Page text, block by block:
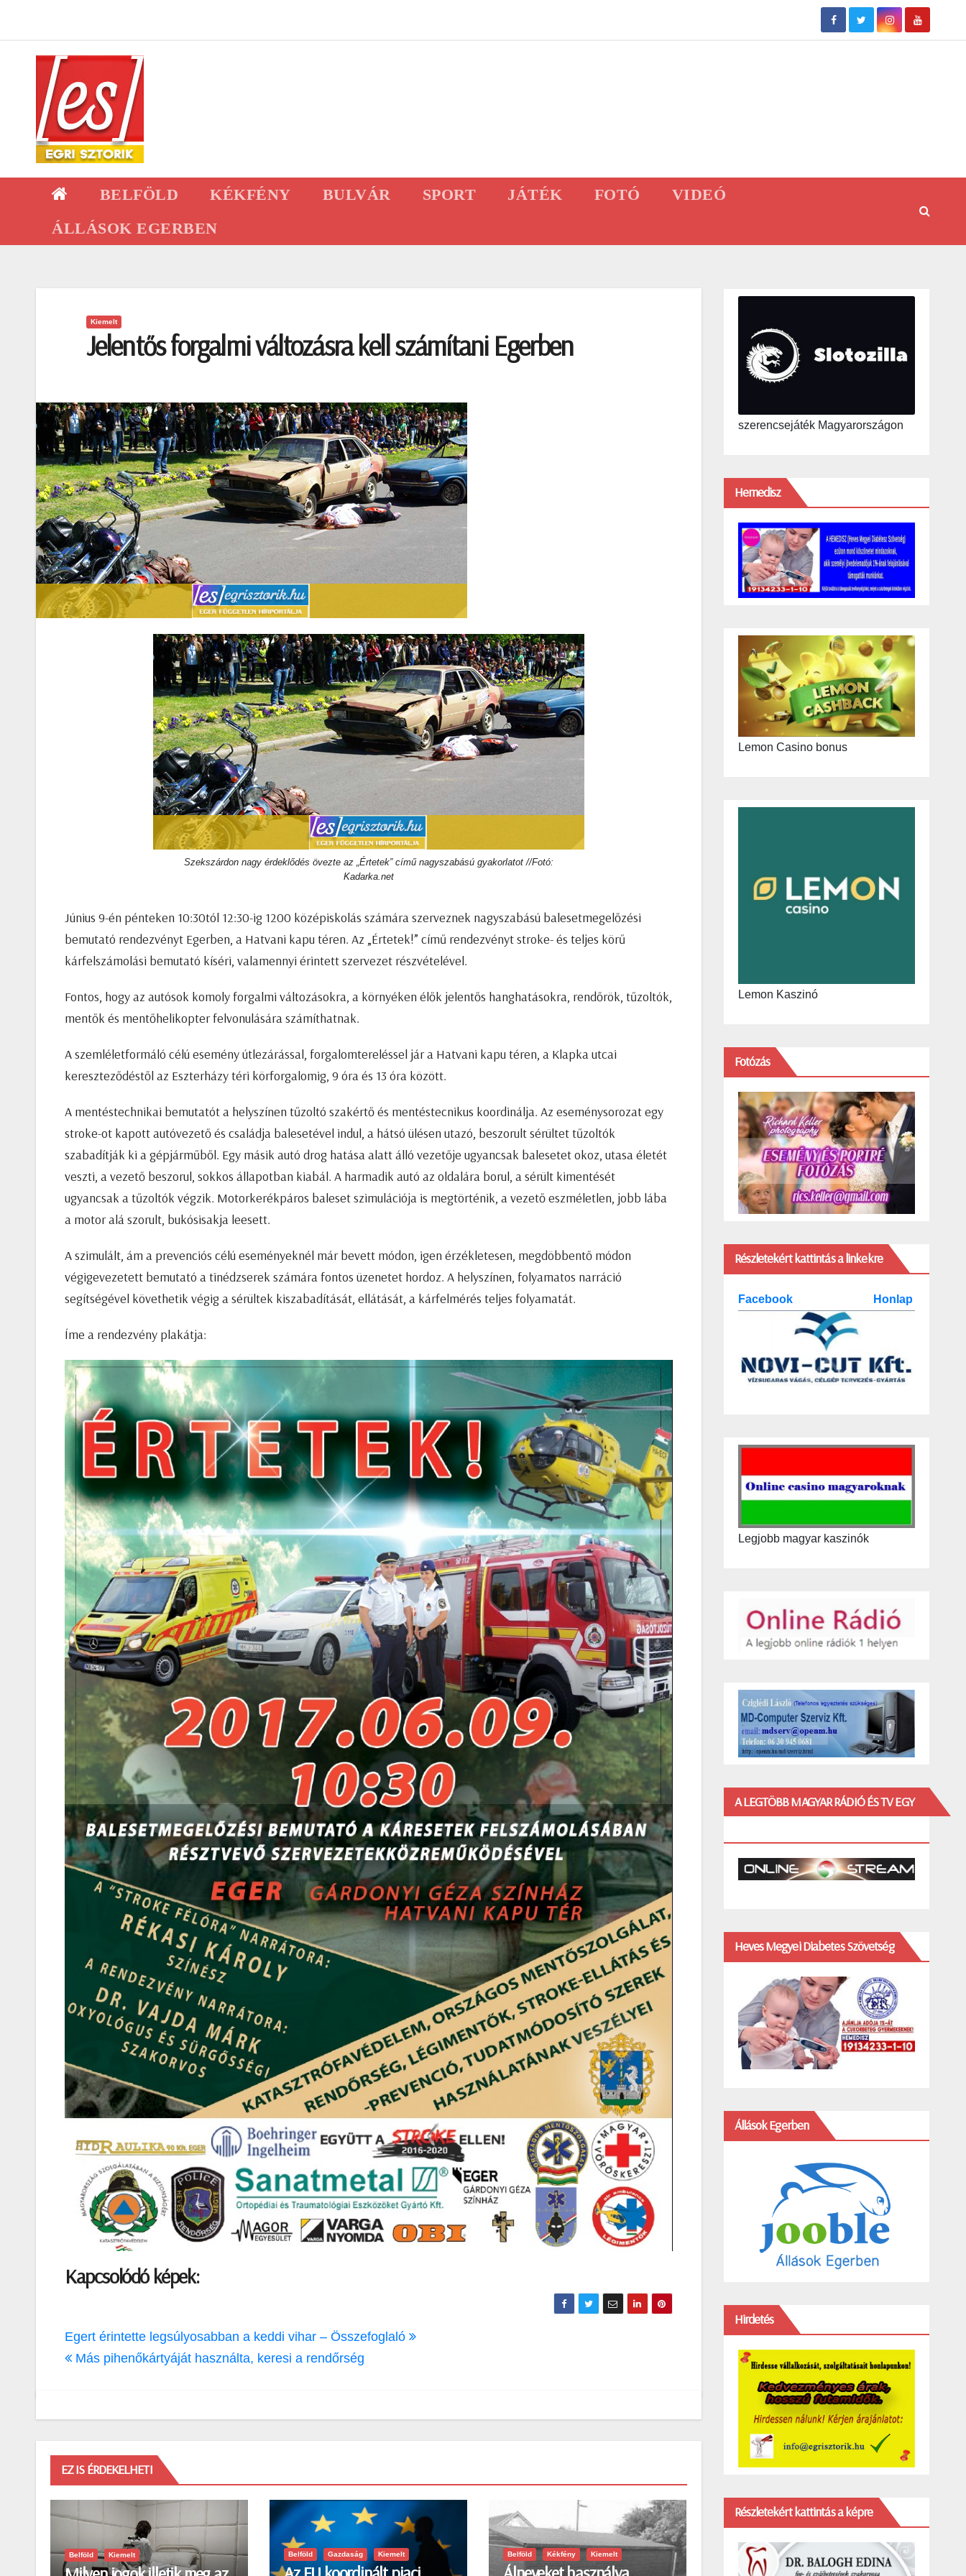
content
BELFÖLD KÉKFÉNY BULVÁR SPORT JÁTÉK FOTÓ
VIDEÓ
ÁLLÁSOK EGERBEN
Kiemelt
Jelentős forgalmi változásra kell számítani Egerben
Szekszárdon nagy érdeklődés övezte az „Értetek” című nagyszabású gyakorlatot //Fotó:
Kadarka.net
Június 9-én pénteken 10:30tól 12:30-ig 1200 középiskolás számára szerveznek nagyszabású balesetmegelőzési
bemutató rendezvényt Egerben, a Hatvani kapu téren. Az „Értetek!” című rendezvényt stroke- és teljes körű
kárfelszámolási bemutató kíséri, valamennyi érintett szervezet részvételével.
Fontos, hogy az autósok komoly forgalmi változásokra, a környéken élők jelentős hanghatásokra, rendőrök, tűzoltók,
mentők és mentőhelikopter felvonulására számíthatnak.
A szemléletformáló célú esemény útlezárással, forgalomtereléssel jár a Hatvani kapu téren, a Klapka utcai
kereszteződéstől az Eszterházy téri körforgalomig, 9 óra és 13 óra között.
A mentéstechnikai bemutatót a helyszínen tűzoltó szakértő és mentéstecnikus koordinálja. Az eseménysorozat egy
stroke-ot kapott autóvezető és családja balesetével indul, a hátsó ülésen utazó, beszorult sérültet tűzoltók
szabadítják ki a gépjárműből. Egy másik autó drog hatása alatt álló vezetője ugyancsak balesetet okoz, utasa életét
veszti, a vezető beszorul, sokkos állapotban kiabál. A harmadik autó az oldalára borul, a sérült kimentését
ugyancsak a tűzoltók végzik. Motorkerékpáros baleset szimulációja is megtörténik, a vezető eszméletlen, jobb lába
a motor alá szorult, bukósisakja leesett.
A szimulált, ám a prevenciós célú eseményeknél már bevett módon, igen érzékletesen, megdöbbentő módon
végigevezetett bemutató a tinédzserek számára fontos üzenetet hordoz. A helyszínen, folyamatos narráció
segítségével követhetik végig a sérültek kiszabadítását, ellátását, a kárfelmérés teljes folyamatát.
Íme a rendezvény plakátja:
Kapcsolódó képek:
Bejegyzés
navigáció
Egert érintette legsúlyosabban a keddi vihar – Összefoglaló
Más pihenőkártyáját használta, keresi a rendőrség
EZ IS ÉRDEKELHETI
Belföld Kiemelt Belföld Gazdaság Kiemelt Belföld Kékfény Kiemelt
szerencsejáték Magyarországon
Hemedisz
Lemon Casino bonus
Lemon Kaszinó
Fotózás
Részletekért kattintás a linkekre
Facebook Honlap
Legjobb magyar kaszinók
A LEGTÖBB MAGYAR RÁDIÓ ÉS TV EGY
Heves Megyei Diabetes Szövetség
Állások Egerben
Hirdetés
Részletekért kattintás a képre